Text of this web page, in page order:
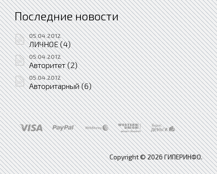
Последние новости
05.04.2012
ЛИЧНОЕ (4)
05.04.2012
Авторитет (2)
05.04.2012
Авторитарный (6)
Copyright © 2026 ГИПЕРИНФО.